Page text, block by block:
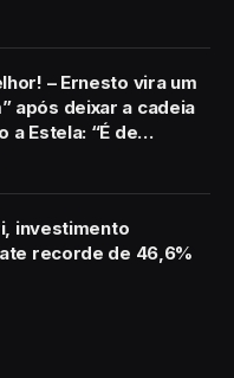
– Ernesto vira um
após deixar a cadeia
a Estela: “É de
investimento
recorde de 46,6%